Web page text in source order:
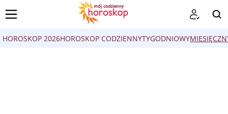
HOROSKOP 2026HOROSKOP CODZIENNYTYGODNIOWY